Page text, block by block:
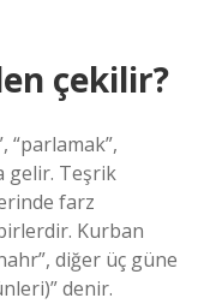
çekilir?
“parlamak”,
gelir. Teşrik
farz
Kurban
diğer üç güne
denir.